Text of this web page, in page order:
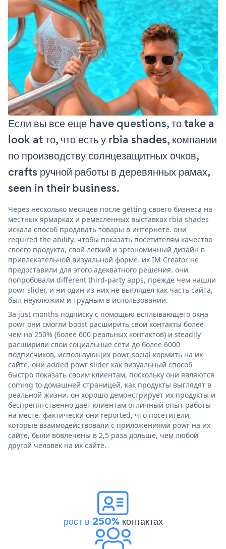
Если вы все еще have questions, то take a
look at то, что есть у rbia shades, компании
по производству солнцезащитных очков,
crafts ручной работы в деревянных рамах,
seen in their business.
Через несколько месяцев после getting своего бизнеса на
местных ярмарках и ремесленных выставках rbia shades
искала способ продавать товары в интернете. они
required the ability, чтобы показать посетителям качество
своего продукта, свой легкий и эргономичный дизайн в
привлекательной визуальной форме. их IM Creator не
предоставили для этого адекватного решения. они
попробовали different third-party apps, прежде чем нашли
powr slider, и ни один из них не выглядел как часть сайта,
был неуклюжим и трудным в использовании.
За just months подписку с помощью всплывающего окна
powr они смогли boost расширить свои контакты более
чем на 250% (более 600 реальных контактов) и steadily
расширили свои социальные сети до более 6000
подписчиков, использующих powr social кормить на их
сайте. они added powr slider как визуальный способ
быстро показать своим клиентам, поскольку они являются
coming to домашней страницей, как продукты выглядят в
реальной жизни. он хорошо демонстрирует их продукты и
беспрепятственно дает клиентам отличный опыт работы
на месте. фактически они reported, что посетители,
которые взаимодействовали с приложениями powr на их
сайте, были вовлечены в 2,5 раза дольше, чем любой
другой человек на их сайте.
рост в 250%контактах